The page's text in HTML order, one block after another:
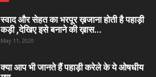
स्वाद और सेहत का भरपूर ख़जाना होती है पहाड़ी
कड़ी ,देखिए इसे बनाने की ख़ास...
May 11, 2020
क्या आप भी जानते हैं पहाड़ी करेले के ये ओषधीय